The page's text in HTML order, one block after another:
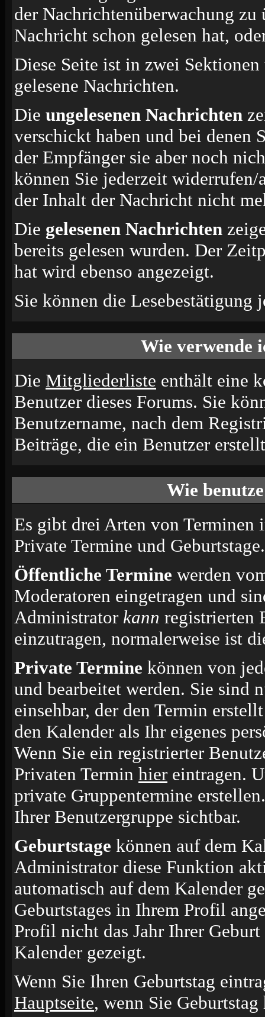
der Nachrichtenüberwachung
Nachricht schon gelesen hat,
Diese Seite ist in zwei
gelesene Nachrichten.
Die ungelesenen Nachrichten
verschickt haben und bei denen
der Empfänger sie aber noch
können Sie jederzeit
der Inhalt der Nachricht nicht
Die gelesenen Nachrichten
bereits gelesen wurden. Der
hat wird ebenso angezeigt.
Sie können die Lesebestätigung
Wie verwende
Die Mitgliederliste enthält eine
Benutzer dieses Forums. Sie
Benutzername, nach dem
Beiträge, die ein Benutzer
Wie
Es gibt drei Arten von Terminen
Private Termine und Geburtstage.
Öffentliche Termine werden
Moderatoren eingetragen und
Administrator kann registrierten
einzutragen, normalerweise ist
Private Termine können von
und bearbeitet werden. Sie sind
einsehbar, der den Termin
den Kalender als Ihr eigenes
Wenn Sie ein registrierter
Privaten Termin hier eintragen.
private Gruppentermine
Ihrer Benutzergruppe sichtbar.
Geburtstage können auf dem
Administrator diese Funktion
automatisch auf dem Kalender
Geburtstages in Ihrem Profil
Profil nicht das Jahr Ihrer
Kalender gezeigt.
Wenn Sie Ihren Geburtstag
Hauptseite, wenn Sie Geburtstag